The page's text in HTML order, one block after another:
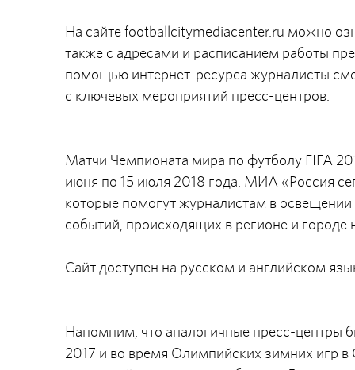
На сайте footballcitymediacenter.ru можно
также с адресами и расписанием работы
помощью интернет-ресурса журналисты
с ключевых мероприятий пресс-центров.
Матчи Чемпионата мира по футболу FIFA
июня по 15 июля 2018 года. МИА «Россия
которые помогут журналистам в
событий, происходящих в регионе и
Сайт доступен на русском и английском
Напомним, что аналогичные пресс-центры
2017 и во время Олимпийских зимних игр в